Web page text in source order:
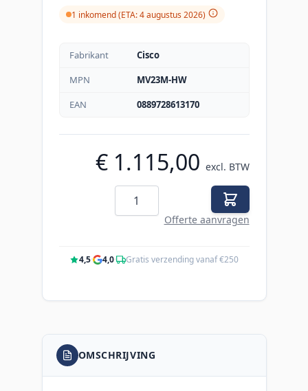
1 inkomend (ETA: 4 augustus 2026)
Fabrikant
Cisco
MPN
MV23M-HW
EAN
0889728613170
€ 1.115,00 excl. BTW
Aantal
Offerte aanvragen
4,5· 4,0· Gratis verzending vanaf €250
OMSCHRIJVING